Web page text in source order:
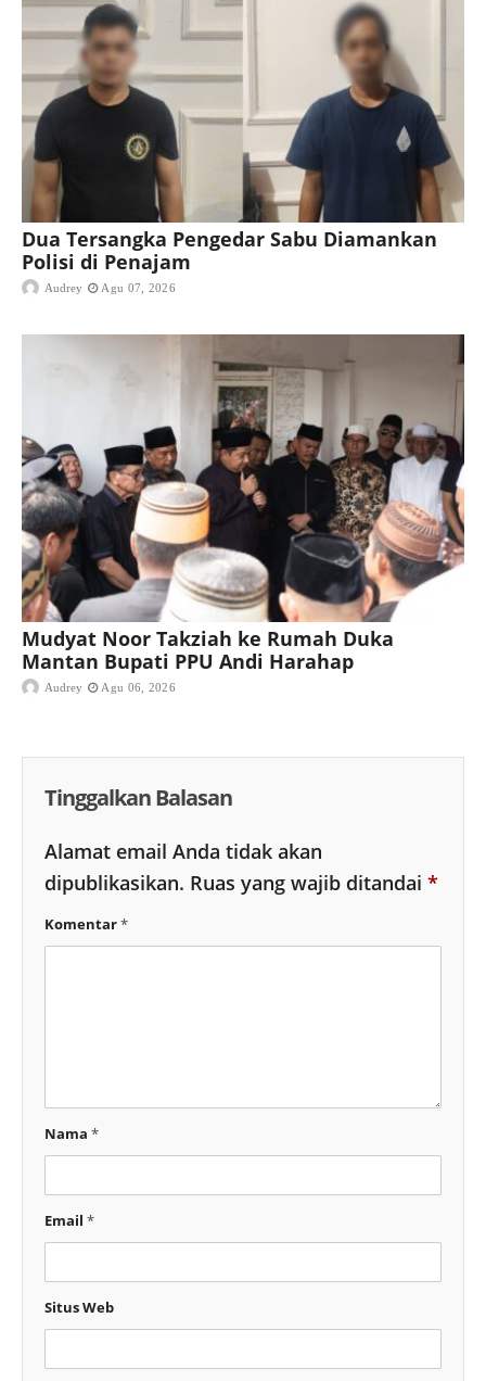
Dua Tersangka Pengedar Sabu Diamankan
Polisi di Penajam
Audrey Agu 07, 2026
Mudyat Noor Takziah ke Rumah Duka
Mantan Bupati PPU Andi Harahap
Audrey Agu 06, 2026
Tinggalkan Balasan
Alamat email Anda tidak akan
dipublikasikan. Ruas yang wajib ditandai *
Komentar*
Nama *
Email *
Situs Web